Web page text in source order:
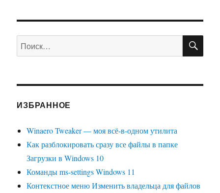
Искать:
ИЗБРАННОЕ
Winaero Tweaker — моя всё-в-одном утилита
Как разблокировать сразу все файлы в папке
Загрузки в Windows 10
Команды ms-settings Windows 11
Контекстное меню Изменить владельца для файлов